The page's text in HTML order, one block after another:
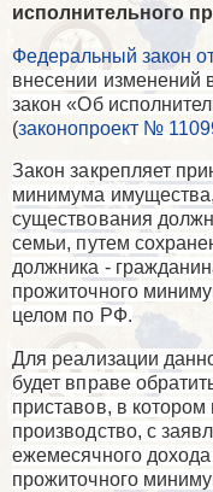
исполнительного
Федеральный закон
внесении изменений
закон «Об
(законопроект №
Закон закрепляет
минимума
существования
семьи, путем
должника -
прожиточного
целом по РФ.
Для реализации
будет вправе
приставов, в
производство, с
ежемесячного
прожиточного